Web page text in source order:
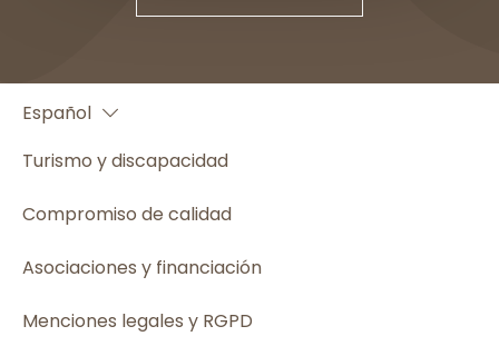
Español
English
Turismo y discapacidad
Compromiso de calidad
Asociaciones y financiación
Menciones legales y RGPD